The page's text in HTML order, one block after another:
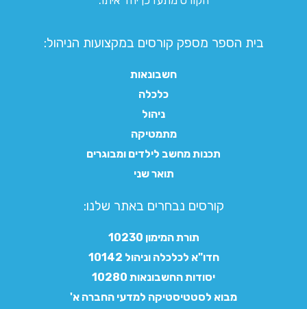
בית הספר מספק קורסים במקצועות הניהול:
חשבונאות
כלכלה
ניהול
מתמטיקה
תכנות מחשב לילדים ומבוגרים
תואר שני
קורסים נבחרים באתר שלנו:​
תורת המימון 10230
חדו"א לכלכלה וניהול 10142
יסודות החשבונאות 10280
מבוא לסטטיסטיקה למדעי החברה א'